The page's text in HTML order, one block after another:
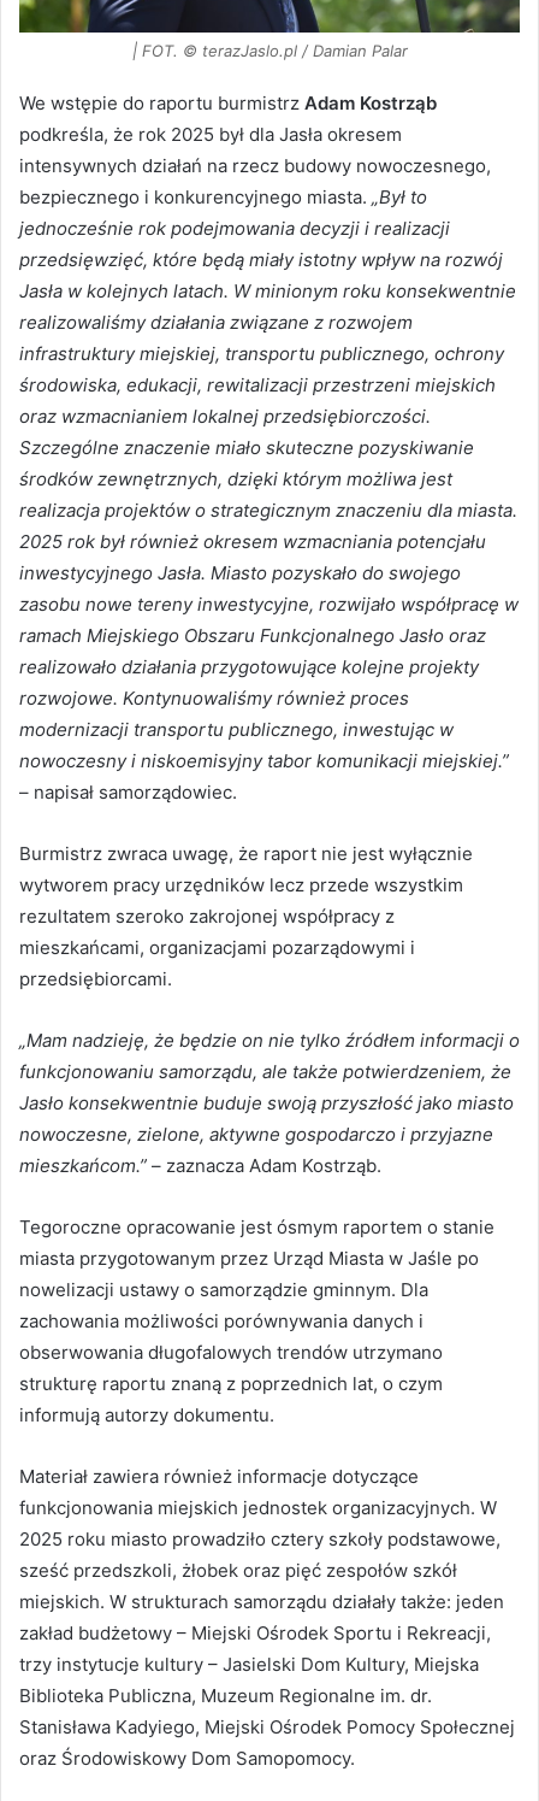
| FOT. © terazJaslo.pl / Damian Palar
We wstępie do raportu burmistrz Adam Kostrząb
podkreśla, że rok 2025 był dla Jasła okresem
intensywnych działań na rzecz budowy nowoczesnego,
bezpiecznego i konkurencyjnego miasta. „Był to
jednocześnie rok podejmowania decyzji i realizacji
przedsięwzięć, które będą miały istotny wpływ na rozwój
Jasła w kolejnych latach. W minionym roku konsekwentnie
realizowaliśmy działania związane z rozwojem
infrastruktury miejskiej, transportu publicznego, ochrony
środowiska, edukacji, rewitalizacji przestrzeni miejskich
oraz wzmacnianiem lokalnej przedsiębiorczości.
Szczególne znaczenie miało skuteczne pozyskiwanie
środków zewnętrznych, dzięki którym możliwa jest
realizacja projektów o strategicznym znaczeniu dla miasta.
2025 rok był również okresem wzmacniania potencjału
inwestycyjnego Jasła. Miasto pozyskało do swojego
zasobu nowe tereny inwestycyjne, rozwijało współpracę w
ramach Miejskiego Obszaru Funkcjonalnego Jasło oraz
realizowało działania przygotowujące kolejne projekty
rozwojowe. Kontynuowaliśmy również proces
modernizacji transportu publicznego, inwestując w
nowoczesny i niskoemisyjny tabor komunikacji miejskiej.”
– napisał samorządowiec.
Burmistrz zwraca uwagę, że raport nie jest wyłącznie
wytworem pracy urzędników lecz przede wszystkim
rezultatem szeroko zakrojonej współpracy z
mieszkańcami, organizacjami pozarządowymi i
przedsiębiorcami.
„Mam nadzieję, że będzie on nie tylko źródłem informacji o
funkcjonowaniu samorządu, ale także potwierdzeniem, że
Jasło konsekwentnie buduje swoją przyszłość jako miasto
nowoczesne, zielone, aktywne gospodarczo i przyjazne
mieszkańcom.” – zaznacza Adam Kostrząb.
Tegoroczne opracowanie jest ósmym raportem o stanie
miasta przygotowanym przez Urząd Miasta w Jaśle po
nowelizacji ustawy o samorządzie gminnym. Dla
zachowania możliwości porównywania danych i
obserwowania długofalowych trendów utrzymano
strukturę raportu znaną z poprzednich lat, o czym
informują autorzy dokumentu.
Materiał zawiera również informacje dotyczące
funkcjonowania miejskich jednostek organizacyjnych. W
2025 roku miasto prowadziło cztery szkoły podstawowe,
sześć przedszkoli, żłobek oraz pięć zespołów szkół
miejskich. W strukturach samorządu działały także: jeden
zakład budżetowy – Miejski Ośrodek Sportu i Rekreacji,
trzy instytucje kultury – Jasielski Dom Kultury, Miejska
Biblioteka Publiczna, Muzeum Regionalne im. dr.
Stanisława Kadyiego, Miejski Ośrodek Pomocy Społecznej
oraz Środowiskowy Dom Samopomocy.